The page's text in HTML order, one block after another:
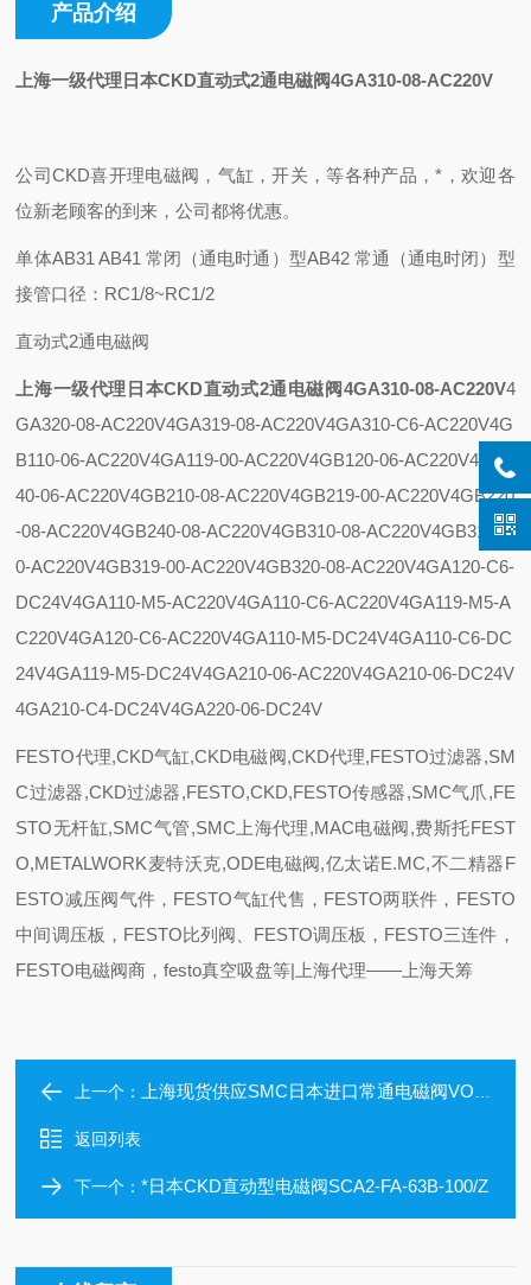
产品介绍
上海一级代理日本CKD直动式2通电磁阀4GA310-08-AC220V
公司CKD喜开理电磁阀，气缸，开关，等各种产品，*，欢迎各
位新老顾客的到来，公司都将优惠。
单体AB31 AB41 常闭（通电时通）型AB42 常通（通电时闭）型
接管口径：RC1/8~RC1/2
直动式2通电磁阀
上海一级代理日本CKD直动式2通电磁阀4GA310-08-AC220V4
GA320-08-AC220V4GA319-08-AC220V4GA310-C6-AC220V4G
B110-06-AC220V4GA119-00-AC220V4GB120-06-AC220V4GB1
40-06-AC220V4GB210-08-AC220V4GB219-00-AC220V4GB220
-08-AC220V4GB240-08-AC220V4GB310-08-AC220V4GB310-1
0-AC220V4GB319-00-AC220V4GB320-08-AC220V4GA120-C6-
DC24V4GA110-M5-AC220V4GA110-C6-AC220V4GA119-M5-A
C220V4GA120-C6-AC220V4GA110-M5-DC24V4GA110-C6-DC
24V4GA119-M5-DC24V4GA210-06-AC220V4GA210-06-DC24V
4GA210-C4-DC24V4GA220-06-DC24V
FESTO代理,CKD气缸,CKD电磁阀,CKD代理,FESTO过滤器,SM
C过滤器,CKD过滤器,FESTO,CKD,FESTO传感器,SMC气爪,FE
STO无杆缸,SMC气管,SMC上海代理,MAC电磁阀,费斯托FEST
O,METALWORK麦特沃克,ODE电磁阀,亿太诺E.MC,不二精器F
ESTO减压阀气件，FESTO气缸代售，FESTO两联件，FESTO
中间调压板，FESTO比列阀、FESTO调压板，FESTO三连件，
FESTO电磁阀商，festo真空吸盘等|上海代理——上海天筹
上一个： 上海现货供应SMC日本进口常通电磁阀VO315-001G
返回列表
下一个：*日本CKD直动型电磁阀SCA2-FA-63B-100/Z